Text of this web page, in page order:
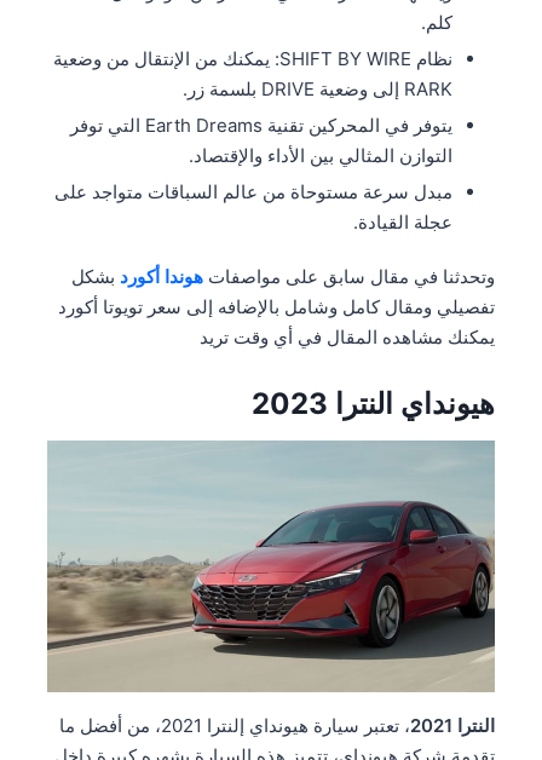
كلم.
نظام SHIFT BY WIRE: يمكنك من الإنتقال من وضعية
RARK إلى وضعية DRIVE بلسمة زر.
يتوفر في المحركين تقنية Earth Dreams التي توفر
التوازن المثالي بين الأداء والإقتصاد.
مبدل سرعة مستوحاة من عالم السباقات متواجد على
عجلة القيادة.
وتحدثنا في مقال سابق على مواصفات هوندا أكورد بشكل
تفصيلي ومقال كامل وشامل بالإضافه إلى سعر تويوتا أكورد
يمكنك مشاهده المقال في أي وقت تريد
هيونداي النترا 2023
النترا 2021
، تعتبر سيارة هيونداي إلنترا 2021، من أفضل ما